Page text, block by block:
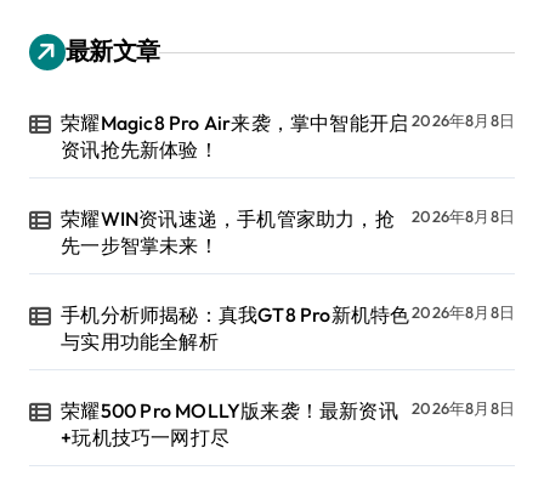
最新文章
荣耀Magic8 Pro Air来袭，掌中智能开启
资讯抢先新体验！
2026年8月8日
荣耀WIN资讯速递，手机管家助力，抢
先一步智掌未来！
2026年8月8日
手机分析师揭秘：真我GT8 Pro新机特色
与实用功能全解析
2026年8月8日
荣耀500 Pro MOLLY版来袭！最新资讯
+玩机技巧一网打尽
2026年8月8日